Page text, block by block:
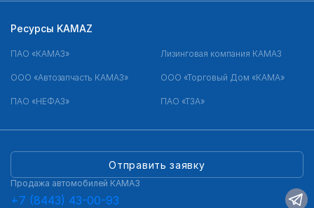
Отправить заявку
Продажа автомобилей КАМАЗ
+7 (8443) 43-00-93
Ресурсы KAMAZ
ПАО «КАМАЗ» Лизинговая компания КАМАЗ
ООО «Автозапчасть КАМАЗ» ООО «Торговый Дом «КАМА»
ПАО «НЕФАЗ» ПАО «ТЗА»